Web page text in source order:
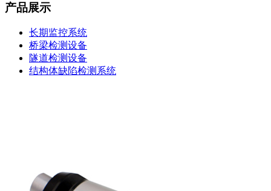
产品展示
长期监控系统
桥梁检测设备
隧道检测设备
结构体缺陷检测系统